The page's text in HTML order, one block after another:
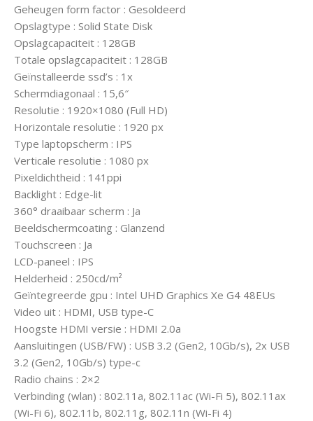
Geheugen form factor : Gesoldeerd
Opslagtype : Solid State Disk
Opslagcapaciteit : 128GB
Totale opslagcapaciteit : 128GB
Geïnstalleerde ssd’s : 1x
Schermdiagonaal : 15,6″
Resolutie : 1920×1080 (Full HD)
Horizontale resolutie : 1920 px
Type laptopscherm : IPS
Verticale resolutie : 1080 px
Pixeldichtheid : 141ppi
Backlight : Edge-lit
360° draaibaar scherm : Ja
Beeldschermcoating : Glanzend
Touchscreen : Ja
LCD-paneel : IPS
Helderheid : 250cd/m²
Geïntegreerde gpu : Intel UHD Graphics Xe G4 48EUs
Video uit : HDMI, USB type-C
Hoogste HDMI versie : HDMI 2.0a
Aansluitingen (USB/FW) : USB 3.2 (Gen2, 10Gb/s), 2x USB
3.2 (Gen2, 10Gb/s) type-c
Radio chains : 2×2
Verbinding (wlan) : 802.11a, 802.11ac (Wi-Fi 5), 802.11ax
(Wi-Fi 6), 802.11b, 802.11g, 802.11n (Wi-Fi 4)